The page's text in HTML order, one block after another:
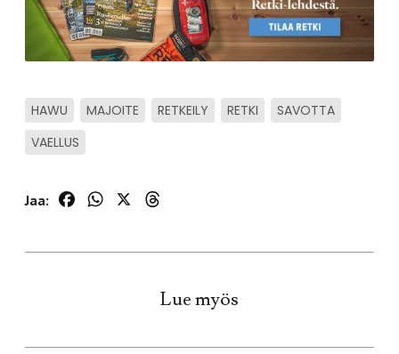
HAWU MAJOITE RETKEILY RETKI
SAVOTTA
VAELLUS
Jaa: FacebookWhatsApp
Lue myös